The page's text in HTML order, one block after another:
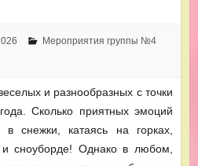
Мероприятия группы №4
и разнообразных с точки
Сколько приятных эмоций
снежки, катаясь на горках,
и сноуборде! Однако в любом,